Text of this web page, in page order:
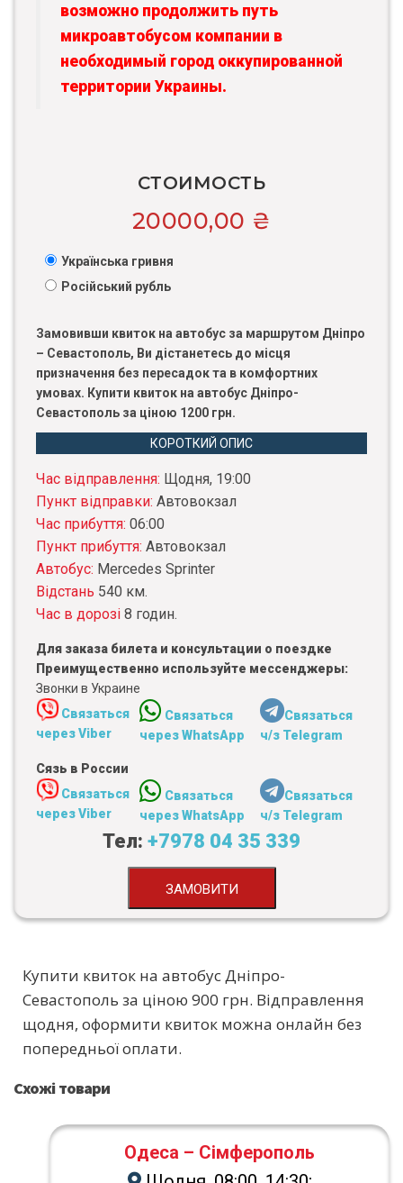
возможно продолжить путь
микроавтобусом компании в
необходимый город оккупированной
территории Украины.
СТОИМОСТЬ
20000,00 ₴
Українська гривня
Російський рубль
Замовивши квиток на автобус за маршрутом Дніпро
– Севастополь, Ви дістанетесь до місця
призначення без пересадок та в комфортних
умовах. Купити квиток на автобус Дніпро-
Севастополь за ціною 1200 грн.
КОРОТКИЙ ОПИС
Час відправлення: Щодня, 19:00
Пункт відправки: Автовокзал
Час прибуття: 06:00
Пункт прибуття: Автовокзал
Автобус: Mercedes Sprinter
Відстань 540 км.
Час в дорозі 8 годин.
Для заказа билета и консультации о поездке
Преимущественно используйте мессенджеры:
Звонки в Украине
Связаться
через Viber
Связаться
через WhatsApp
Связаться
ч/з Telegram
Сязь в России
Связаться
через Viber
Связаться
через WhatsApp
Связаться
ч/з Telegram
Тел: +7978 04 35 339
ЗАМОВИТИ
Купити квиток на автобус Дніпро-
Севастополь за ціною 900 грн. Відправлення
щодня, оформити квиток можна онлайн без
попередньої оплати.
Схожі товари
Одеса – Сімферополь